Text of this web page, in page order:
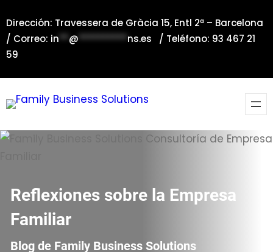
al
contenido
Dirección: Travessera de Gràcia 15, Entl 2ª – Barcelona
/ Correo: in**@**********ns.es / Teléfono: 93 467 21
59
Reflexiones sobre la Empresa
Familiar
Blog de Family Business Solutions